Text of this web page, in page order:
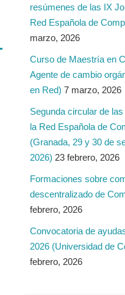
resúmenes de las IX
Red Española de
marzo, 2026
Curso de Maestría en
Agente de cambio
en Red) 7 marzo, 2026
Segunda circular de
la Red Española de
(Granada, 29 y 30 de
2026) 23 febrero, 2026
Formaciones sobre
descentralizado de
febrero, 2026
Convocatoria de
2026 (Universidad de
febrero, 2026